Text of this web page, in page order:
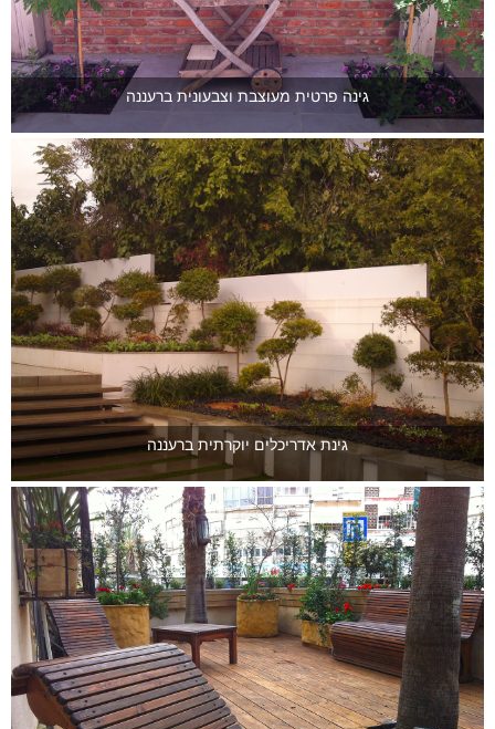
גינה פרטית מעוצבת וצבעונית ברעננה
גינת אדריכלים יוקרתית ברעננה